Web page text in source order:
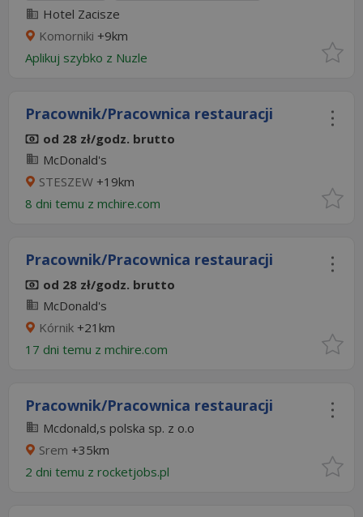
Hotel Zacisze
Komorniki +9km
Aplikuj szybko z Nuzle
Pracownik/Pracownica restauracji
od 28 zł/godz. brutto
McDonald's
STESZEW +19km
8 dni temu z mchire.com
Pracownik/Pracownica restauracji
od 28 zł/godz. brutto
McDonald's
Kórnik +21km
17 dni temu z mchire.com
Pracownik/Pracownica restauracji
Mcdonald,s polska sp. z o.o
Srem +35km
2 dni temu z rocketjobs.pl